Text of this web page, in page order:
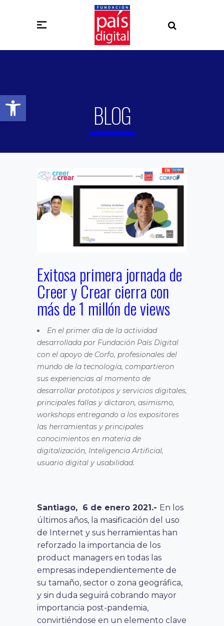
Abrir barra de herramientas
BLOG
Exitosa primera jornada de
Creer y Crear cierra con
más de 1 millón de views
En el primer día de la actividad
desarrollada por Fundación País Digital
con el apoyo de Corfo, profesionales del
mundo de la tecnología, compartieron
sus experiencias al momento de
desarrollar prototipos y servicios digitales,
principales fallas y dictaron, asimismo,
workshops entregando a los expositores
las herramientas y principales
conocimientos en materia de
digitalización, Inteligencia Artificial,
usuario digital y usabilidad.
Santiago, 6 de enero 2021.- En los
últimos años, la masificación del uso
de Internet y sus herramientas han
reforzado la importancia de los
product managers en todas las
empresas independientemente de
su tamaño, sector o zona geográfica,
y sin duda seguirá cobrando mayor
importancia post-pandemia,
convirtiéndose en un elemento clave